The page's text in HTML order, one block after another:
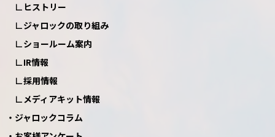
ヒストリー
ジャロックの取り組み
ショールーム案内
IR情報
採用情報
メディアキット情報
ジャロックコラム